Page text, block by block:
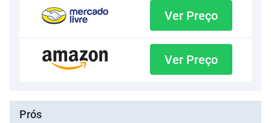
Ver Preço
Ver Preço
Prós